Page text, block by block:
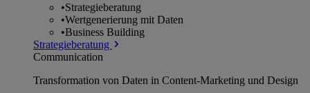
•Strategieberatung
•Wertgenerierung mit Daten
•Business Building
Strategieberatung
Communication
Transformation von Daten in Content-Marketing und Design